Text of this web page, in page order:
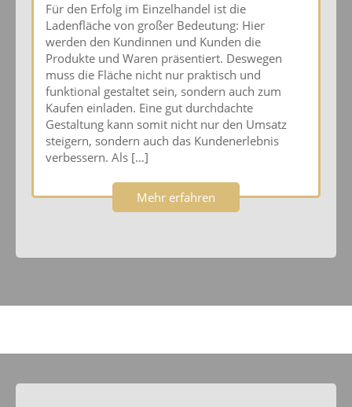
Für den Erfolg im Einzelhandel ist die
Ladenfläche von großer Bedeutung: Hier
werden den Kundinnen und Kunden die
Produkte und Waren präsentiert. Deswegen
muss die Fläche nicht nur praktisch und
funktional gestaltet sein, sondern auch zum
Kaufen einladen. Eine gut durchdachte
Gestaltung kann somit nicht nur den Umsatz
steigern, sondern auch das Kundenerlebnis
verbessern. Als […]
Mehr erfahren